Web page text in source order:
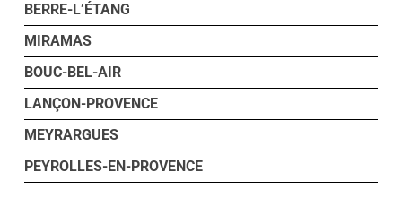
BERRE-L’ÉTANG
MIRAMAS
BOUC-BEL-AIR
LANÇON-PROVENCE
MEYRARGUES
PEYROLLES-EN-PROVENCE